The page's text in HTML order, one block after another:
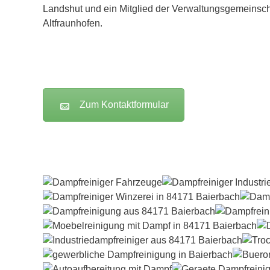
Landshutund ein Mitglied der
Altfraunhofen.
Zum Kontaktformular